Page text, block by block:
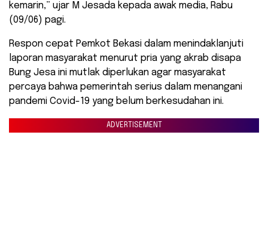
kemarin,” ujar M Jesada kepada awak media, Rabu
(09/06) pagi.
Respon cepat Pemkot Bekasi dalam menindaklanjuti
laporan masyarakat menurut pria yang akrab disapa
Bung Jesa ini mutlak diperlukan agar masyarakat
percaya bahwa pemerintah serius dalam menangani
pandemi Covid-19 yang belum berkesudahan ini.
ADVERTISEMENT